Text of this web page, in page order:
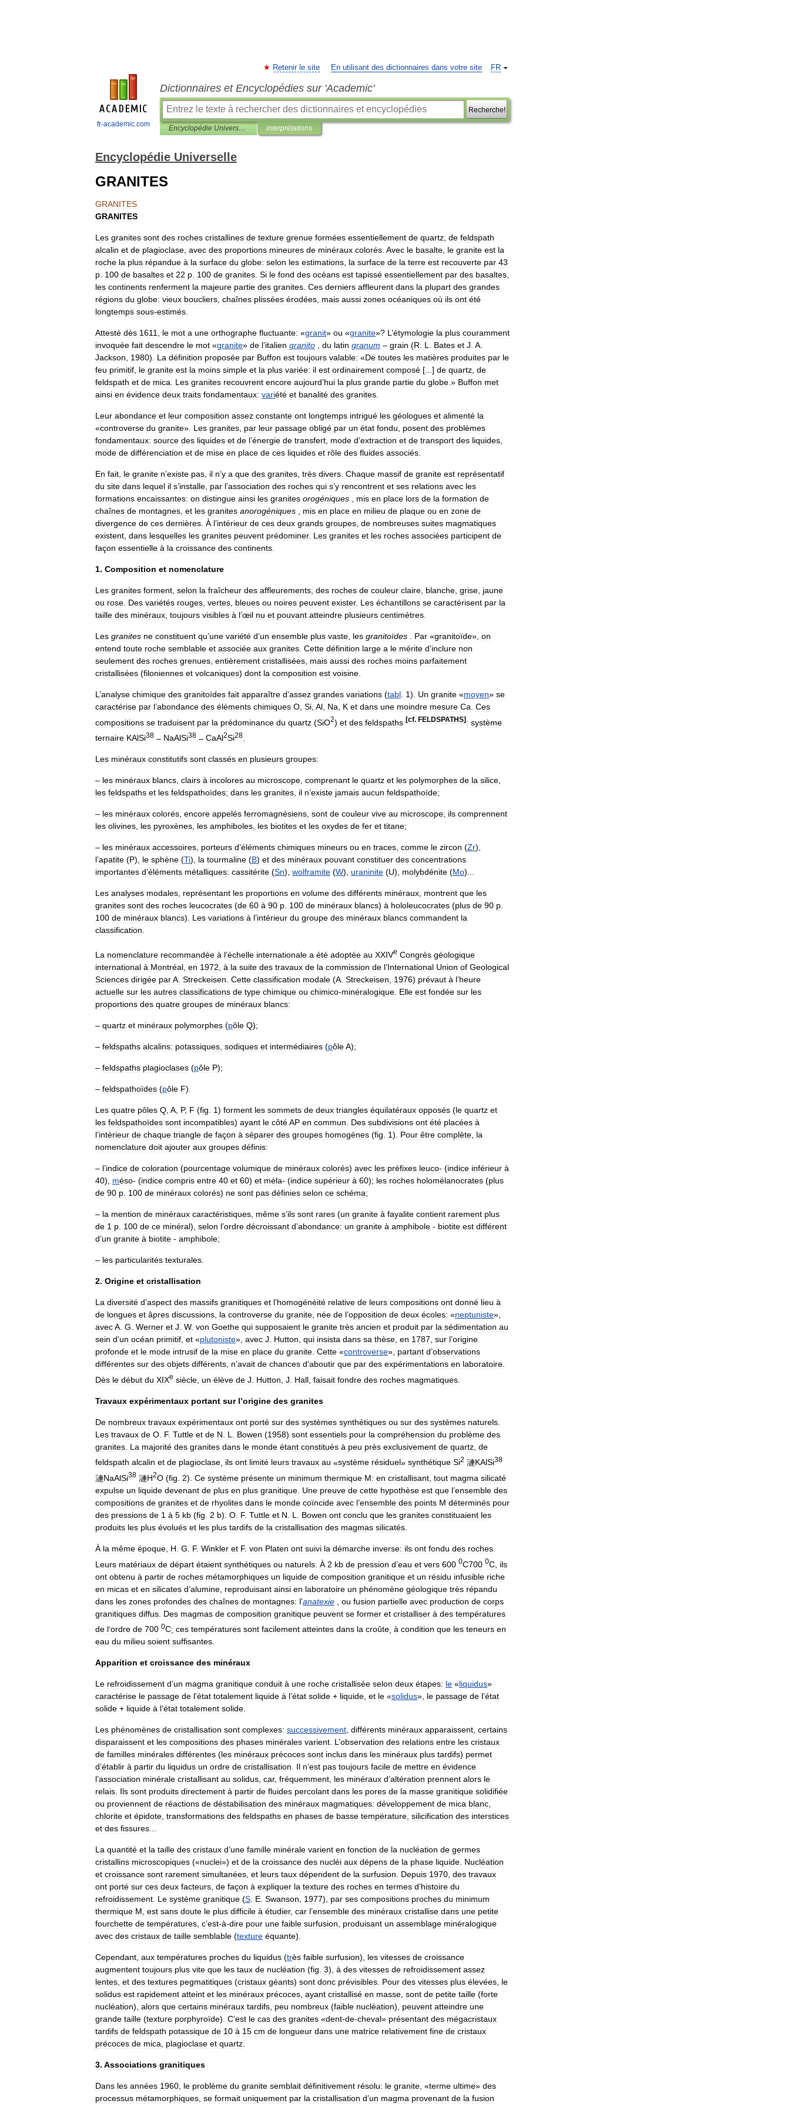
fr-academic.com
FR
Retenir le site En utilisant des dictionnaires dans votre site
Dictionnaires et Encyclopédies sur 'Academic'
Recherche!
Encyclopédie Universelle interprétations
Encyclopédie Universelle
GRANITES
GRANITES
GRANITES
Les granites sont des roches cristallines de texture grenue formées essentiellement de quartz de feldspath
alcalin et de plagioclase avec des proportions mineures de minéraux colorés Avec le basalte le granite est la
roche la plus répandue à la surface du globe: selon les estimations la surface de la terre est recouverte par 43
p 100 de basaltes et 22 p 100 de granites Si le fond des océans est tapissé essentiellement par des basaltes
les continents renferment la majeure partie des granites Ces derniers affleurent dans la plupart des grandes
régions du globe: vieux boucliers chaînes plissées érodées mais aussi zones océaniques où ils ont été
longtemps sous-estimés
Attesté dès 1611 le mot a une orthographe fluctuante: «granit» ou «granite»? L ’étymologie la plus couramment
invoquée fait descendre le mot «granite» de l’italien granito du latin granum – grain (R L Bates et J A
Jackson
1980). La définition proposée par Buffon est toujours valable: «De toutes les matières produites par le
feu primitif le granite est la moins simple et la plus variée: il est ordinairement composé [...] de quartz de
feldspath et de mica Les granites recouvrent encore aujourd’hui la plus grande partie du globe .» Buffon met
ainsi en évidence deux traits fondamentaux: variété et banalité des granites
Leur abondance et leur composition assez constante ont longtemps intrigué les géologues et alimenté la
«controverse du granite». Les granites par leur passage obligé par un état fondu posent des problèmes
fondamentaux: source des liquides et de l’énergie de transfert mode d’extraction et de transport des liquides
mode de différenciation et de mise en place de ces liquides et rôle des fluides associés
En fait le granite n’existe pas il n’y a que des granites très divers Chaque massif de granite est représentatif
du site dans lequel il s’installe par l’association des roches qui s’y rencontrent et ses relations avec les
formations encaissantes: on distingue ainsi les granites orogéniques mis en place lors de la formation de
chaînes de montagnes et les granites anorogéniques mis en place en milieu de plaque ou en zone de
divergence de ces dernières À l’intérieur de ces deux grands groupes de nombreuses suites magmatiques
existent dans lesquelles les granites peuvent prédominer. Les granites et les roches associées participent de
façon essentielle à la croissance des continents
1. Composition et nomenclature
Les granites forment selon la fraîcheur des affleurements des roches de couleur claire blanche grise jaune
ou rose Des variétés rouges vertes bleues ou noires peuvent exister. Les échantillons se caractérisent par la
taille des minéraux toujours visibles à l’œil nu et pouvant atteindre plusieurs centimètres
Les granites ne constituent qu’une variété d’un ensemble plus vaste les granitoïdes Par «granitoïde», on
entend toute roche semblable et associée aux granites Cette définition large a le mérite d’inclure non
seulement des roches grenues entièrement cristallisées mais aussi des roches moins parfaitement
cristallisées (filoniennes et volcaniques) dont la composition est voisine
L ’analyse chimique des granitoïdes fait apparaître d’assez grandes variations (tabl 1). Un granite «moyen» se
caractérise par l’abondance des éléments chimiques O Si Al Na K et dans une moindre mesure Ca Ces
compositions se traduisent par la prédominance du quartz (SiO2) et des feldspaths [cf. FELDSPATHS]: système
ternaire KAlSi38 – NaAlSi38 – CaAl2Si28
Les minéraux constitutifs sont classés en plusieurs groupes:
– les minéraux blancs, clairs à incolores au microscope, comprenant le quartz et les polymorphes de la silice,
les feldspaths et les feldspathoïdes; dans les granites, il n’existe jamais aucun feldspathoïde;
– les minéraux colorés, encore appelés ferromagnésiens, sont de couleur vive au microscope; ils comprennent
les olivines, les pyroxènes, les amphiboles, les biotites et les oxydes de fer et titane;
– les minéraux accessoires, porteurs d’éléments chimiques mineurs ou en traces, comme le zircon (Zr),
l’apatite (P), le sphène (Ti), la tourmaline (B) et des minéraux pouvant constituer des concentrations
importantes d’éléments métalliques: cassitérite (Sn), wolframite (W), uraninite (U), molybdénite (Mo)...
Les analyses modales, représentant les proportions en volume des différents minéraux, montrent que les
granites sont des roches leucocrates (de 60 à 90 p. 100 de minéraux blancs) à hololeucocrates (plus de 90 p.
100 de minéraux blancs). Les variations à l’intérieur du groupe des minéraux blancs commandent la
classification.
La nomenclature recommandée à l’échelle internationale a été adoptée au XXIVe Congrès géologique
international à Montréal en 1972 à la suite des travaux de la commission de l’International Union of Geological
Sciences dirigée parA Streckeisen Cette classification modale (A Streckeisen 1976) prévaut à l’heure
actuelle sur les autres classifications de type chimique ou chimico-minéralogique Elle est fondée sur les
proportions des quatre groupes de minéraux blancs:
– quartz et minéraux polymorphes (pôle Q);
– feldspaths alcalins: potassiques sodiques et intermédiaires (pôleA);
– feldspaths plagioclases (pôle P);
– feldspathoïdes (pôle F).
Les quatre pôles Q A P, F (fig 1) forment les sommets de deux triangles équilatéraux opposés (le quartz et
les feldspathoïdes sont incompatibles) ayant le côtéAP en commun Des subdivisions ont été placées à
l’intérieur de chaque triangle de façon à séparer des groupes homogènes (fig 1). Pour être complète la
nomenclature doit ajouter aux groupes définis:
– l’indice de coloration (pourcentage volumique de minéraux colorés) avec les préfixes leuco- (indice inférieur à
40), méso- (indice compris entre 40 et 60) et méla- (indice supérieur à 60); les roches holomélanocrates (plus
de 90 p 100 de minéraux colorés) ne sont pas définies selon ce schéma;
– la mention de minéraux caractéristiques même s’ils sont rares (un granite à fayalite contient rarement plus
de 1 p 100 de ce minéral), selon l’ordre décroissant d’abondance: un granite à amphibole - biotite est différent
d’un granite à biotite - amphibole;
– les particularités texturales
2. Origine et cristallisation
La diversité d’aspect des massifs granitiques et l’homogénéité relative de leurs compositions ont donné lieu à
de longues et âpres discussions la controverse du granite née de l’opposition de deux écoles: «neptuniste»,
avecA G Werner et J W. von Goethe qui supposaient le granite très ancien et produit par la sédimentation au
sein d’un océan primitif et «plutoniste», avec J Hutton qui insista dans sa thèse en 1787 sur l’origine
profonde et le mode intrusif de la mise en place du granite Cette «controverse», partant d’observations
différentes sur des objets différents n’avait de chances d’aboutir que par des expérimentations en laboratoire
Dès le début du XIXe siècle un élève de J Hutton J Hall faisait fondre des roches magmatiques
Travaux expérimentaux portant sur l’origine des granites
De nombreux travaux expérimentaux ont porté sur des systèmes synthétiques ou sur des systèmes naturels
Les travaux de O F. Tuttle et de N L Bowen (1958) sont essentiels pour la compréhension du problème des
granites La majorité des granites dans le monde étant constitués à peu près exclusivement de quartz de
feldspath alcalin et de plagioclase ils ont limité leurs travaux au «système résiduel» synthétique Si2 漣KAlSi38
漣NaAlSi38 漣H2O (fig 2). Ce système présente un minimum thermique M: en cristallisant tout magma silicaté
expulse un liquide devenant de plus en plus granitique Une preuve de cette hypothèse est que l’ensemble des
compositions de granites et de rhyolites dans le monde coïncide avec l’ensemble des points M déterminés pour
des pressions de 1 à 5 kb (fig 2 b). O F. Tuttle et N L Bowen ont conclu que les granites constituaient les
produits les plus évolués et les plus tardifs de la cristallisation des magmas silicatés
À la même époque H G F. Winkler et F. von Platen ont suivi la démarche inverse: ils ont fondu des roches
Leurs matériaux de départ étaient synthétiques ou naturels À 2 kb de pression d’eau et vers 600 0C700 0C ils
ont obtenu à partir de roches métamorphiques un liquide de composition granitique et un résidu infusible riche
en micas et en silicates d’alumine reproduisant ainsi en laboratoire un phénomène géologique très répandu
dans les zones profondes des chaînes de montagnes: l’anatexie ou fusion partielle avec production de corps
granitiques diffus Des magmas de composition granitique peuvent se former et cristalliser à des températures
de l’ordre de 700 0C; ces températures sont facilement atteintes dans la croûte à condition que les teneurs en
eau du milieu soient suffisantes.
Apparition et croissance des minéraux
Le refroidissement d’un magma granitique conduit à une roche cristallisée selon deux étapes: le «liquidus»
caractérise le passage de l’état totalement liquide à l’état solide + liquide, et le «solidus», le passage de l’état
solide + liquide à l’état totalement solide.
Les phénomènes de cristallisation sont complexes: successivement, différents minéraux apparaissent, certains
disparaissent et les compositions des phases minérales varient. L’observation des relations entre les cristaux
de familles minérales différentes (les minéraux précoces sont inclus dans les minéraux plus tardifs) permet
d’établir à partir du liquidus un ordre de cristallisation. Il n’est pas toujours facile de mettre en évidence
l’association minérale cristallisant au solidus, car, fréquemment, les minéraux d’altération prennent alors le
relais. Ils sont produits directement à partir de fluides percolant dans les pores de la masse granitique solidifiée
ou proviennent de réactions de déstabilisation des minéraux magmatiques: développement de mica blanc,
chlorite et épidote, transformations des feldspaths en phases de basse température, silicification des interstices
et des fissures...
La quantité et la taille des cristaux d’une famille minérale varient en fonction de la nucléation de germes
cristallins microscopiques («nuclei») et de la croissance des nucléi aux dépens de la phase liquide. Nucléation
et croissance sont rarement simultanées, et leurs taux dépendent de la surfusion. Depuis 1970, des travaux
ont porté sur ces deux facteurs, de façon à expliquer la texture des roches en termes d’histoire du
refroidissement. Le système granitique (S. E. Swanson, 1977), par ses compositions proches du minimum
thermique M, est sans doute le plus difficile à étudier, car l’ensemble des minéraux cristallise dans une petite
fourchette de températures, c’est-à-dire pour une faible surfusion, produisant un assemblage minéralogique
avec des cristaux de taille semblable (texture équante).
Cependant, aux températures proches du liquidus (très faible surfusion), les vitesses de croissance
augmentent toujours plus vite que les taux de nucléation (fig. 3), à des vitesses de refroidissement assez
lentes, et des textures pegmatitiques (cristaux géants) sont donc prévisibles. Pour des vitesses plus élevées, le
solidus est rapidement atteint et les minéraux précoces, ayant cristallisé en masse, sont de petite taille (forte
nucléation), alors que certains minéraux tardifs, peu nombreux (faible nucléation), peuvent atteindre une
grande taille (texture porphyroïde). C’est le cas des granites «dent-de-cheval» présentant des mégacristaux
tardifs de feldspath potassique de 10 à 15 cm de longueur dans une matrice relativement fine de cristaux
précoces de mica, plagioclase et quartz.
3. Associations granitiques
Dans les années 1960, le problème du granite semblait définitivement résolu: le granite, «terme ultime» des
processus métamorphiques, se formait uniquement par la cristallisation d’un magma provenant de la fusion